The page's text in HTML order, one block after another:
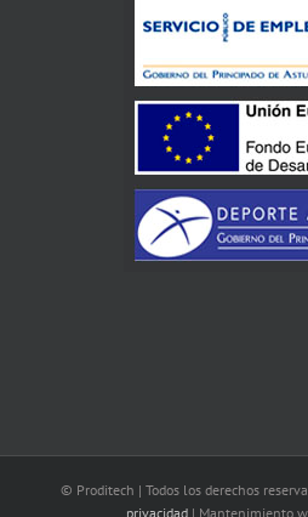
© Proditech | Todos los derechos
privacidad| Mantenimiento